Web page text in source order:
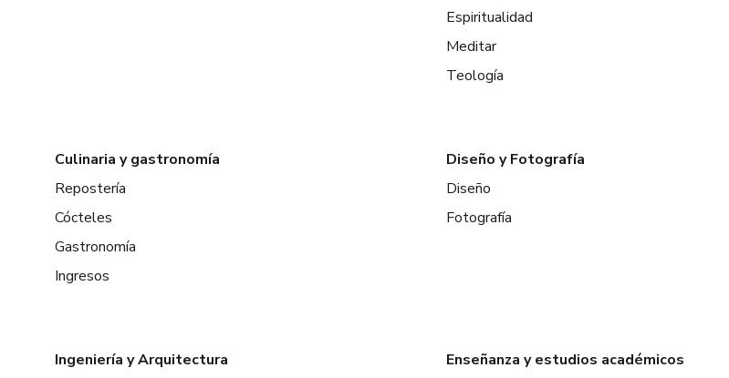
Espiritualidad
Meditar
Teología
Culinaria y gastronomía
Repostería
Cócteles
Gastronomía
Ingresos
Diseño y Fotografía
Diseño
Fotografía
Ingeniería y Arquitectura
Enseñanza y estudios académicos